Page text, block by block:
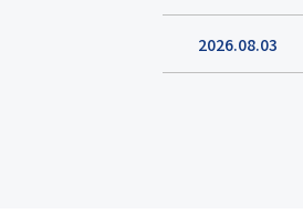
2026.08.03